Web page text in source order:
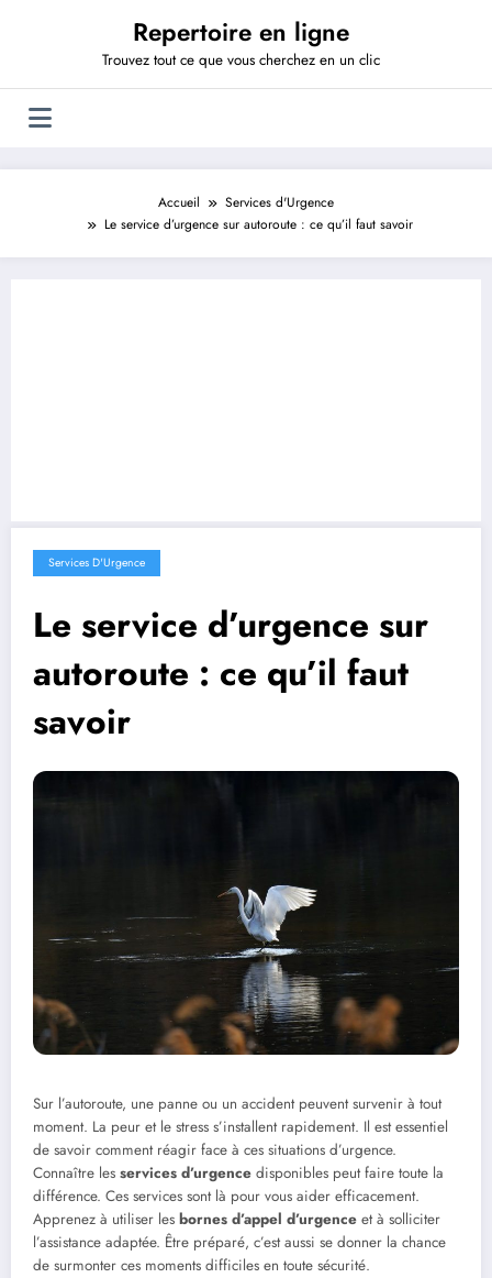
Repertoire en ligne
Trouvez tout ce que vous cherchez en un clic
Accueil
Services d'Urgence
Le service d’urgence sur autoroute : ce qu’il faut savoir
Services D'Urgence
Le service d’urgence sur
autoroute : ce qu’il faut
savoir
Sur l’autoroute, une panne ou un accident peuvent survenir à tout
moment. La peur et le stress s’installent rapidement. Il est essentiel
de savoir comment réagir face à ces situations d’urgence.
Connaître les services d’urgence disponibles peut faire toute la
différence. Ces services sont là pour vous aider efficacement.
Apprenez à utiliser les bornes d’appel d’urgence et à solliciter
l’assistance adaptée. Être préparé, c’est aussi se donner la chance
de surmonter ces moments difficiles en toute sécurité.